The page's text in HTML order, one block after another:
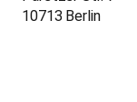
10713 Berlin